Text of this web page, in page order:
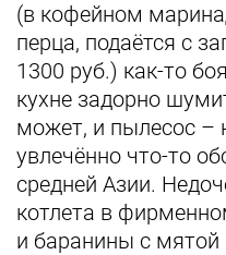
(в кофейном
перца, подаётся с
1300 руб.) как-то
кухне задорно
может, и пылесос –
увлечённо что-то
средней Азии.
котлета в
и баранины с